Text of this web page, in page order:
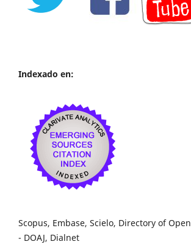
Indexado en:
Scopus, Embase, Scielo, Directory of
- DOAJ, Dialnet